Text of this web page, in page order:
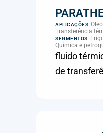
APLICAÇÕES
Transferência
SEGMENTOS
Química e
fluido
de